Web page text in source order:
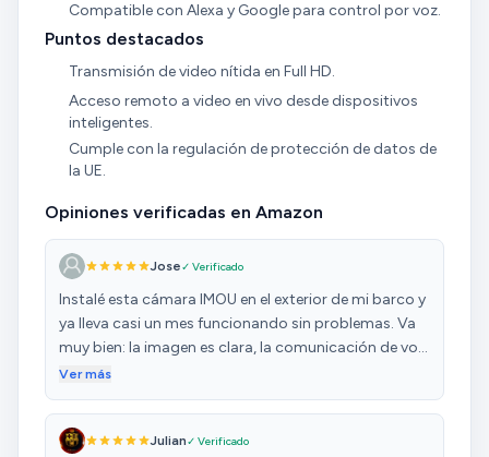
Compatible con Alexa y Google para control por voz.
Puntos destacados
Transmisión de video nítida en Full HD.
Acceso remoto a video en vivo desde dispositivos
inteligentes.
Cumple con la regulación de protección de datos de
la UE.
Opiniones verificadas en Amazon
Jose✓ Verificado
Instalé esta cámara IMOU en el exterior de mi barco y
ya lleva casi un mes funcionando sin problemas. Va
muy bien: la imagen es clara, la comunicación de voz
es buena y la aplicación sorprende porque es muy
aguantando perfectamente la lluvia y el ambiente
marino, y además puedes alimentarla a 12 V sin
Ver más
Julian✓ Verificado